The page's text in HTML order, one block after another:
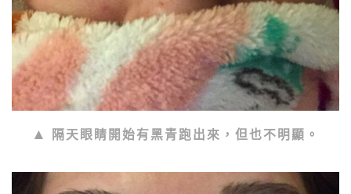
隔天眼睛開始有黑青跑出來，但也不明顯。